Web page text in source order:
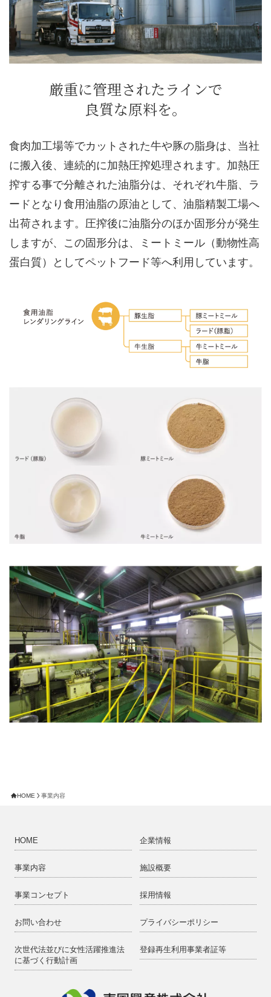
厳重に管理されたラインで
良質な原料を。
食肉加工場等でカットされた牛や豚の脂身は、当社
に搬入後、連続的に加熱圧搾処理されます。加熱圧
搾する事で分離された油脂分は、それぞれ牛脂、ラ
ードとなり食用油脂の原油として、油脂精製工場へ
出荷されます。圧搾後に油脂分のほか固形分が発生
しますが、この固形分は、ミートミール（動物性高
蛋白質）としてペットフード等へ利用しています。
HOME 事業内容
HOME 企業情報
事業内容 施設概要
事業コンセプト 採用情報
お問い合わせ プライバシーポリシー
次世代法並びに女性活躍推進法
に基づく行動計画
登録再生利用事業者証等